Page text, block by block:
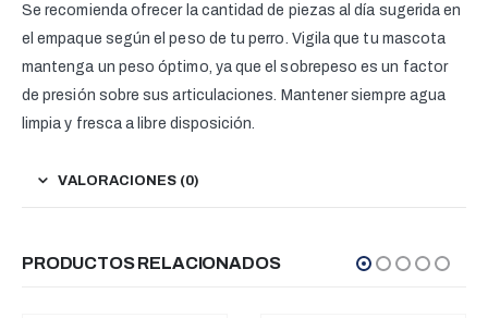
Se recomienda ofrecer la cantidad de piezas al día sugerida en
el empaque según el peso de tu perro. Vigila que tu mascota
mantenga un peso óptimo, ya que el sobrepeso es un factor
de presión sobre sus articulaciones. Mantener siempre agua
limpia y fresca a libre disposición.
VALORACIONES (0)
PRODUCTOS RELACIONADOS